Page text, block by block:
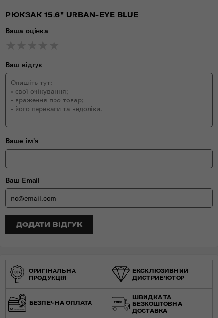
РЮКЗАК 15,6" URBAN-EYE BLUE
Ваша оцінка
Ваш відгук
Ваше ім'я
Ваш Email
ДОДАТИ ВІДГУК
ОРИГІНАЛЬНА
ПРОДУКЦІЯ
ЕКСКЛЮЗИВНИЙ
ДИСТРИБ'ЮТОР
БЕЗПЕЧНА ОПЛАТА
ШВИДКА ТА
БЕЗКОШТОВНА
ДОСТАВКА